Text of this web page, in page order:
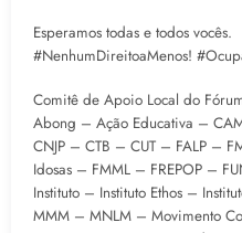
Esperamos todas e todos vocês.
#NenhumDireitoaMenos!
Comitê de Apoio Local do
Abong – Ação Educativa –
CNJP – CTB – CUT – FALP –
Idosas – FMML – FREPOP –
Instituto – Instituto Ethos –
MMM – MNLM – Movimento